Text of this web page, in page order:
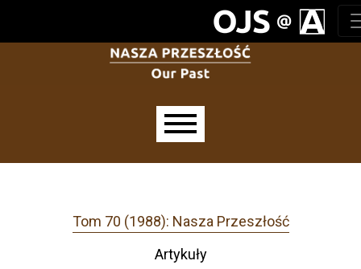
Tom 70 (1988): Nasza Przeszłość
Artykuły